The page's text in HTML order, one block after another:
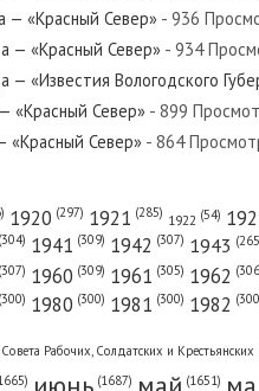
от августа 1931 года —
от ноября 1956 года —
«Красный Север» - 936
— «Красный Север» - 934
«Известия Вологодского
«Красный Север» - 899
Север» - 864
1920 (297) 1921 (285) 1922 (54)
(304) 1941 (309) 1942 (307) 1943
(307) 1960 (309) 1961 (305) 1962
(300) 1980 (300) 1981 (300) 1982
Рабочих, Солдатских и
(1687) (1651)